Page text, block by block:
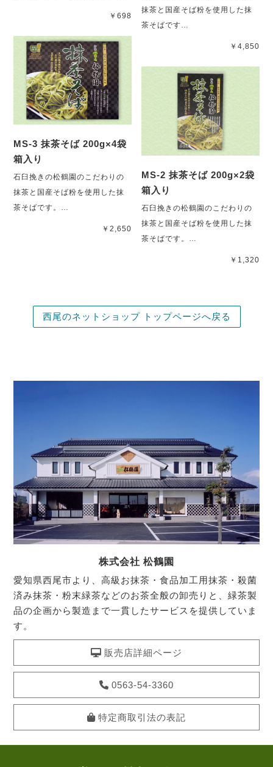
￥698
抹茶と国産そば粉を使用した抹
茶そばです…
￥4,850
MS-3 抹茶そば 200g×4袋
箱入り
石臼挽きの松鶴園のこだわりの
抹茶と国産そば粉を使用した抹
茶そばです。…
￥2,650
MS-2 抹茶そば 200g×2袋
箱入り
石臼挽きの松鶴園のこだわりの
抹茶と国産そば粉を使用した抹
茶そばです。…
￥1,320
西尾のネットショップ トップページへ戻る
株式会社 松鶴園
愛知県西尾市より、高級お抹茶・食品加工用抹茶・殺菌
済み抹茶・粉末緑茶などのお茶全般の卸売りと、緑茶製
品の企画から製造まで一貫したサービスを提供していま
す。
販売店詳細ページ
0563-54-3360
特定商取引法の表記